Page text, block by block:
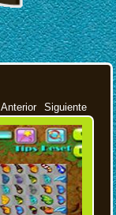
Siguiente
Anterior